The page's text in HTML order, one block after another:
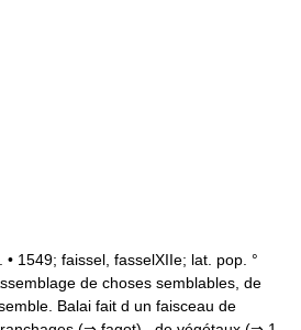
1549; faissel, fasselXIIe; lat. pop. °
de choses semblables, de
Balai fait d un faisceau de